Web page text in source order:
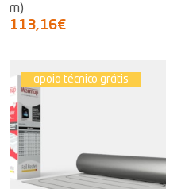
m)
113,16€
apoio técnico grátis